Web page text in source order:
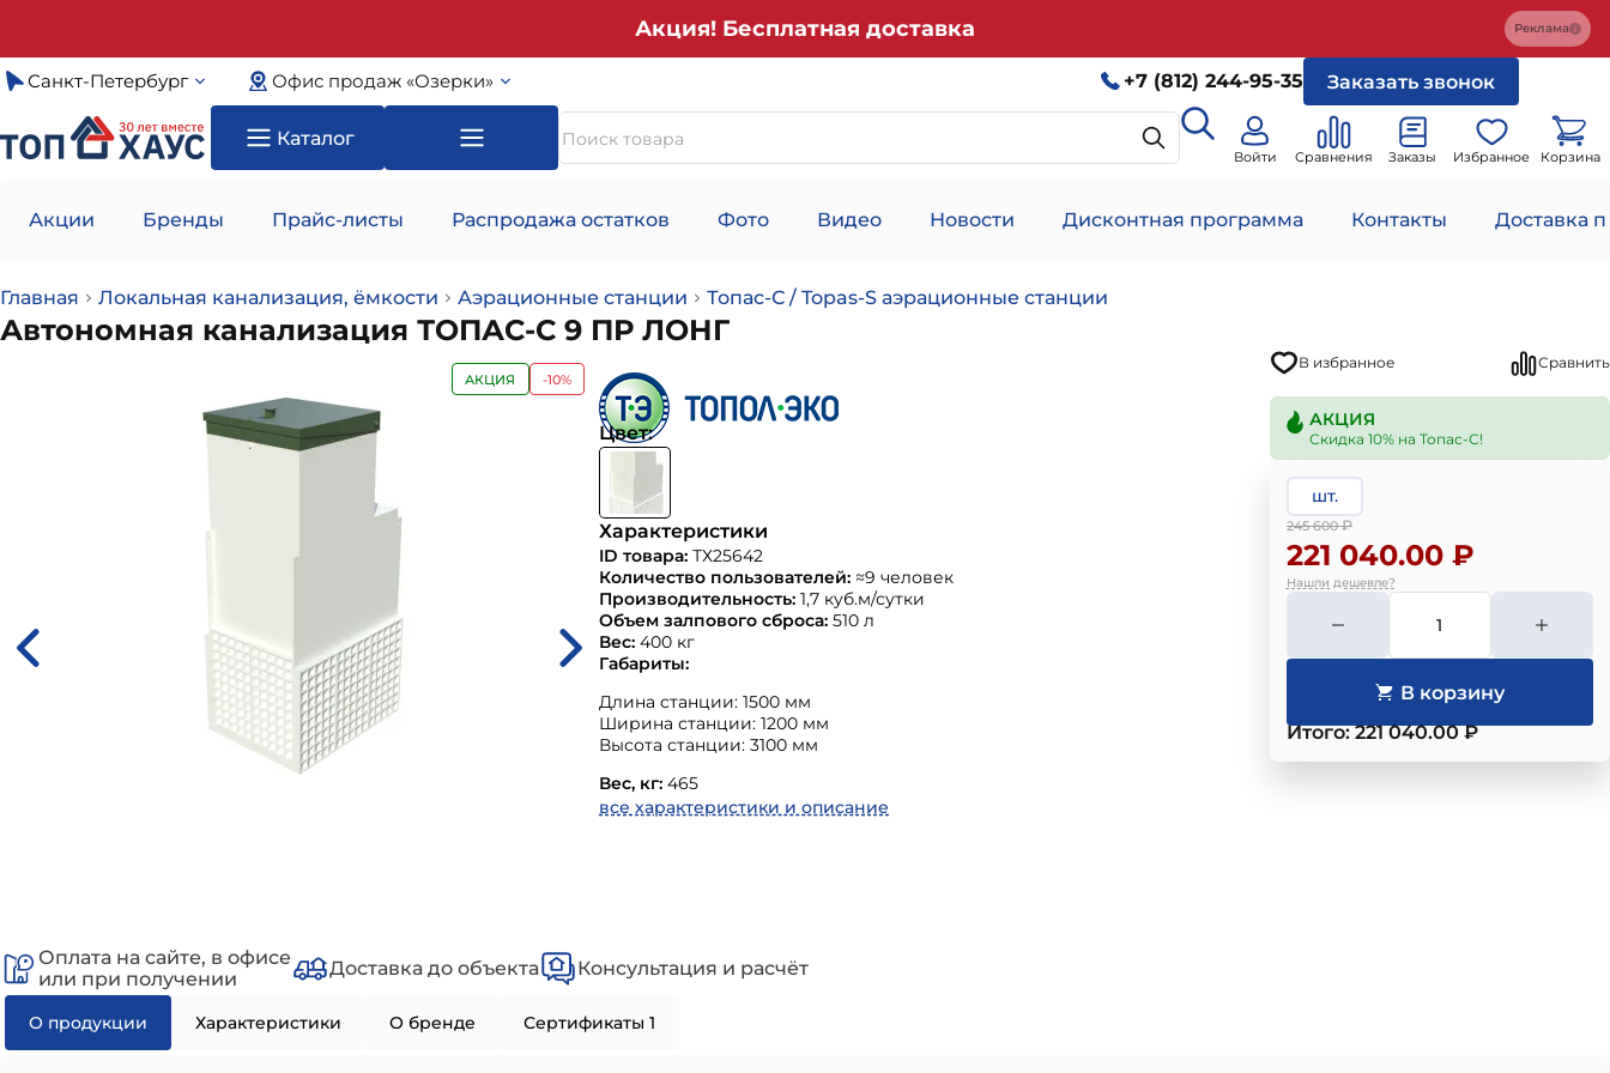
Акция! Бесплатная доставка Реклама
Санкт-Петербург Офис продаж «Озерки» +7 (812) 244-95-35 Заказать звонок
Каталог
Войти Сравнения Заказы Избранное Корзина
Акции Бренды Прайс-листы Распродажа остатков Фото Видео Новости Дисконтная программа Контакты Доставка
Главная Локальная канализация, ёмкости Аэрационные станции Топас-С / Topas-S аэрационные станции
Автономная канализация ТОПАС-С 9 ПР ЛОНГ
В избранное Сравнить
АКЦИЯ -10%
Цвет:
Характеристики
ID товара: ТХ25642
Количество пользователей: ≈9 человек
Производительность: 1,7 куб.м/сутки
Объем залпового сброса: 510 л
Вес: 400 кг
Габариты:
Длина станции: 1500 мм
Ширина станции: 1200 мм
Высота станции: 3100 мм
Вес, кг: 465
все характеристики и описание
АКЦИЯ
Скидка 10% на Топас-С!
шт.
245 600₽
221 040.00 ₽
Нашли дешевле?
Итого: 221 040.00 ₽
Оплата на сайте, в офисе
или при получении
Доставка до объекта Консультация и расчёт
О продукции Характеристики О бренде Сертификаты 1